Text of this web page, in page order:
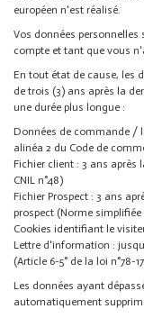
européen n'est réalisé.
Vos données
compte et tant que vous
En tout état de cause, les
de trois (3) ans après la
une durée plus longue :
Données de commande /
alinéa 2 du Code de
Fichier client : 3 ans
CNIL n°48)
Fichier Prospect : 3 ans
prospect (Norme simplifiée
Cookies identifiant le
Lettre d'information :
(Article 6-5° de la loi n°78-
Les données ayant
automatiquement